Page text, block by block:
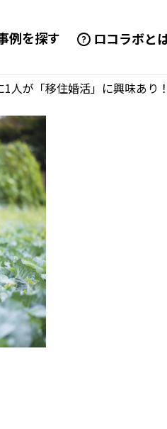
例を探す ロコラボと
1人が「移住婚活」に興味あり